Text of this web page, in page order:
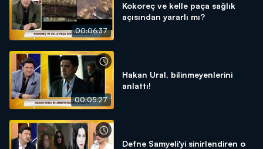
00:06:37
Kokoreç ve kelle paça sağlık
açısından yararlı mı?
00:05:27
Hakan Ural, bilinmeyenlerini
anlattı!
Defne Samyeli'yi sinirlendiren o